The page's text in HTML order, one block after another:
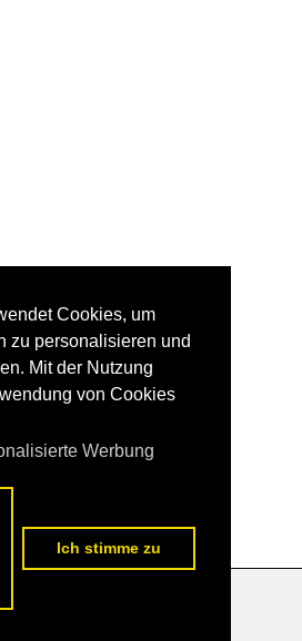
Cookies, um
zu personalisieren und
Mit der Nutzung
von Cookies
Werbung
Ich stimme zu